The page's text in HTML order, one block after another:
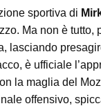
sportiva di
Ma non è tutto,
lasciando
è ufficiale
la maglia del
offensivo,